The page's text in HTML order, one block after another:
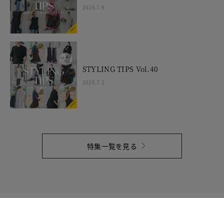
2026.7.9
STYLING TIPS Vol.40
2026.7.2
特集一覧を見る